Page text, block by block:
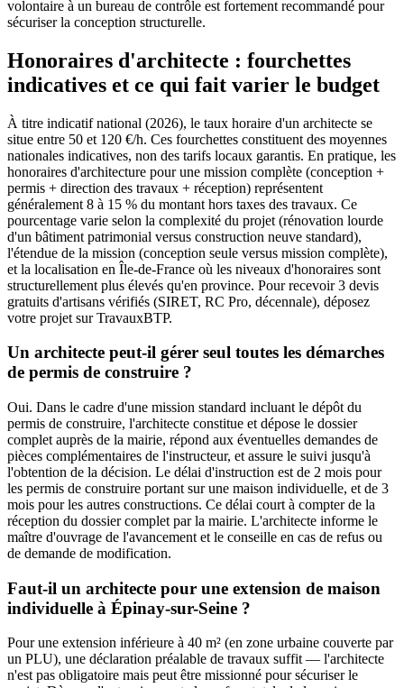
volontaire à un bureau de contrôle est fortement recommandé pour
sécuriser la conception structurelle.
Honoraires d'architecte : fourchettes
indicatives et ce qui fait varier le budget
À titre indicatif national (2026), le taux horaire d'un architecte se
situe entre 50 et 120 €/h. Ces fourchettes constituent des moyennes
nationales indicatives, non des tarifs locaux garantis. En pratique, les
honoraires d'architecture pour une mission complète (conception +
permis + direction des travaux + réception) représentent
généralement 8 à 15 % du montant hors taxes des travaux. Ce
pourcentage varie selon la complexité du projet (rénovation lourde
d'un bâtiment patrimonial versus construction neuve standard),
l'étendue de la mission (conception seule versus mission complète),
et la localisation en Île-de-France où les niveaux d'honoraires sont
structurellement plus élevés qu'en province. Pour recevoir 3 devis
gratuits d'artisans vérifiés (SIRET, RC Pro, décennale), déposez
votre projet sur TravauxBTP.
Un architecte peut-il gérer seul toutes les démarches
de permis de construire ?
Oui. Dans le cadre d'une mission standard incluant le dépôt du
permis de construire, l'architecte constitue et dépose le dossier
complet auprès de la mairie, répond aux éventuelles demandes de
pièces complémentaires de l'instructeur, et assure le suivi jusqu'à
l'obtention de la décision. Le délai d'instruction est de 2 mois pour
les permis de construire portant sur une maison individuelle, et de 3
mois pour les autres constructions. Ce délai court à compter de la
réception du dossier complet par la mairie. L'architecte informe le
maître d'ouvrage de l'avancement et le conseille en cas de refus ou
de demande de modification.
Faut-il un architecte pour une extension de maison
individuelle à Épinay-sur-Seine ?
Pour une extension inférieure à 40 m² (en zone urbaine couverte par
un PLU), une déclaration préalable de travaux suffit — l'architecte
n'est pas obligatoire mais peut être missionné pour sécuriser le